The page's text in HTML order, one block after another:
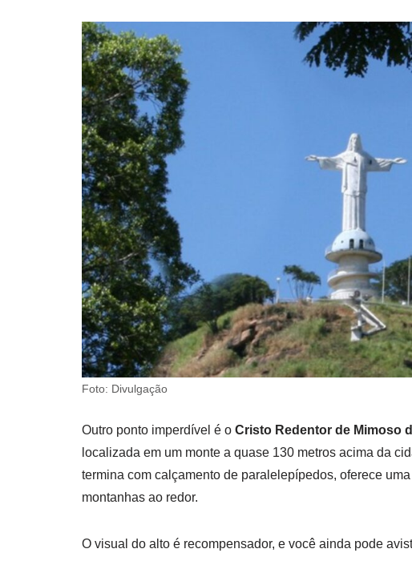
Foto: Divulgação
Outro ponto imperdível é o Cristo Redentor de Mimoso
localizada em um monte a quase 130 metros acima da
termina com calçamento de paralelepípedos, oferece
montanhas ao redor.
O visual do alto é recompensador, e você ainda pode